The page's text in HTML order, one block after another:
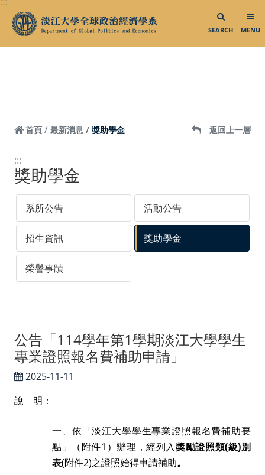
跳到頁面主要內容區
SEARCH MENU
中華民國僑務委員會
聯絡我們／媒體社群
聯絡我們
Instagram
首頁 最新消息 獎助學金 返回上一層
:::
獎助學金
系所公告 活動公告
招生資訊 獎助學金
榮譽事蹟
公告「114學年第1學期淡江大學學生
專業證照報名費補助申請」
2025-11-11
說 明：
一、依「淡江大學學生專業證照報名費補助要
點」（附件1 ）辦理，經列入獎勵證照類(級)別
表(附件2)之證照始得申請補助。